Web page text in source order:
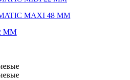
MAXI 48 ММ
ММ